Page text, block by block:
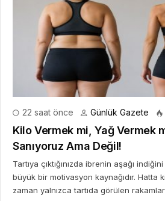
22 saat önce Günlük Gazete
Kilo Vermek mi, Yağ Vermek
Sanıyoruz Ama Değil!
Tartıya çıktığınızda ibrenin aşağı
büyük bir motivasyon kaynağıdır. Hatta
zaman yalnızca tartıda görülen